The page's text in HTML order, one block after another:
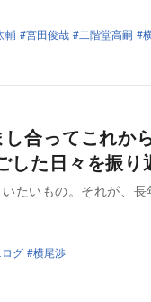
輔 宮田俊哉 二階堂高嗣
合ってこれか
た日々を振り
たいもの。それが、長
グ 横尾渉